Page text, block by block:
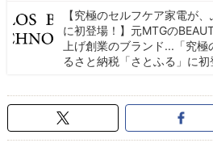
【究極のセルフケア家電が
に初登場！】元MTGの
上げ創業のブランド...「究
るさと納税「さとふる」に初